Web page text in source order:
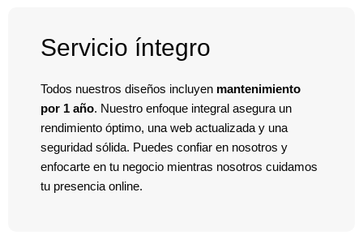
Servicio íntegro
Todos nuestros diseños incluyen mantenimiento
por 1 año. Nuestro enfoque integral asegura un
rendimiento óptimo, una web actualizada y una
seguridad sólida. Puedes confiar en nosotros y
enfocarte en tu negocio mientras nosotros cuidamos
tu presencia online.